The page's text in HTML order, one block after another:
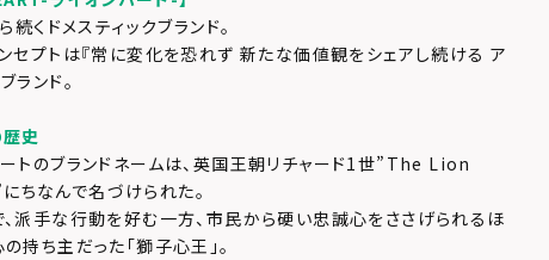
くドメスティックブランド。
セプトは『常に変化を恐れず 新たな価値観をシェアし続ける ア
ランド。
史
トのブランドネームは、英国王朝リチャード1世”The Lion
ちなんで名づけられた。
、派手な行動を好む一方、市民から硬い忠誠心をささげられるほ
持ち主だった「獅子心王」。